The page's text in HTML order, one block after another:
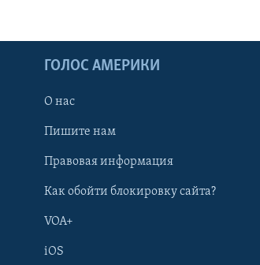
ГОЛОС АМЕРИКИ
О нас
Пишите нам
Правовая информация
Как обойти блокировку сайта?
VOA+
iOS